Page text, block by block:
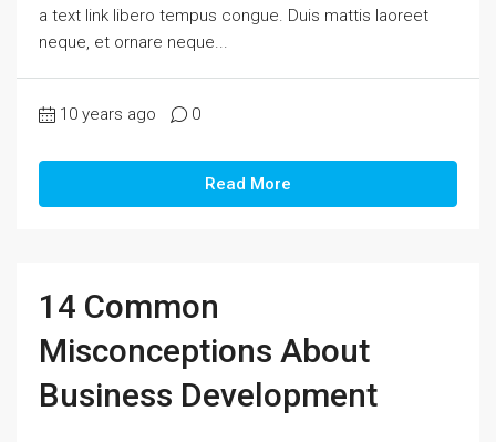
a text link libero tempus congue. Duis mattis laoreet
neque, et ornare neque...
10 years ago 0
Read More
14 Common
Misconceptions About
Business Development